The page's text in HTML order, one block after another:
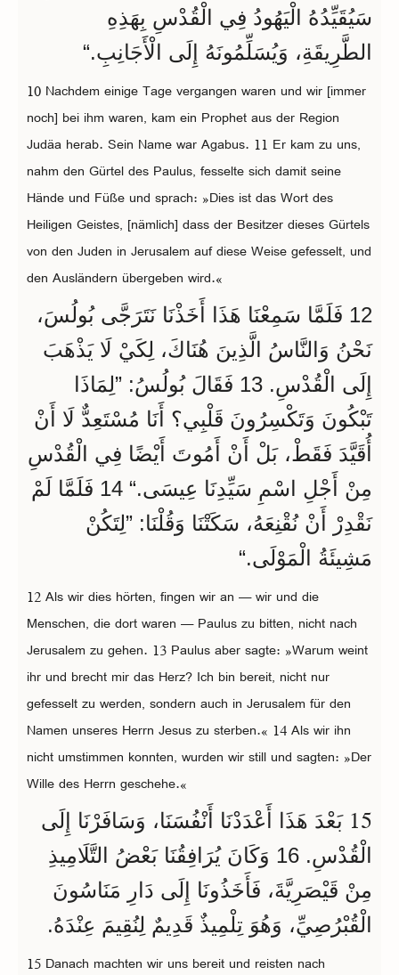
سَيُقَيِّدُهُ الْيَهُودُ فِي الْقُدْسِ بِهَذِهِ
الطَّرِيقَةِ، وَيُسَلِّمُونَهُ إِلَى الْأَجَانِبِ.“
10 Nachdem einige Tage vergangen waren und wir [immer
noch] bei ihm waren, kam ein Prophet aus der Region
Judäa herab. Sein Name war Agabus. 11 Er kam zu uns,
nahm den Gürtel des Paulus, fesselte sich damit seine
Hände und Füße und sprach: »Dies ist das Wort des
Heiligen Geistes, [nämlich] dass der Besitzer dieses Gürtels
von den Juden in Jerusalem auf diese Weise gefesselt, und
den Ausländern übergeben wird.«
12 فَلَمَّا سَمِعْنَا هَذَا أَخَذْنَا نَتَرَجَّى بُولُسَ،
نَحْنُ وَالنَّاسُ الَّذِينَ هُنَاكَ، لِكَيْ لَا يَذْهَبَ
إِلَى الْقُدْسِ. 13 فَقَالَ بُولُسُ: ”لِمَاذَا
تَبْكُونَ وَتَكْسِرُونَ قَلْبِي؟ أَنَا مُسْتَعِدٌّ لَا أَنْ
أُقَيَّدَ فَقَطْ، بَلْ أَنْ أَمُوتَ أَيْضًا فِي الْقُدْسِ
مِنْ أَجْلِ اسْمِ سَيِّدِنَا عِيسَى.“ 14 فَلَمَّا لَمْ
نَقْدِرْ أَنْ نُقْنِعَهُ، سَكَتْنَا وَقُلْنَا: ”لِتَكُنْ
مَشِيئَةُ الْمَوْلَى.“
12 Als wir dies hörten, fingen wir an — wir und die
Menschen, die dort waren — Paulus zu bitten, nicht nach
Jerusalem zu gehen. 13 Paulus aber sagte: »Warum weint
ihr und brecht mir das Herz? Ich bin bereit, nicht nur
gefesselt zu werden, sondern auch in Jerusalem für den
Namen unseres Herrn Jesus zu sterben.« 14 Als wir ihn
nicht umstimmen konnten, wurden wir still und sagten: »Der
Wille des Herrn geschehe.«
15 بَعْدَ هَذَا أَعْدَدْنَا أَنْفُسَنَا، وَسَافَرْنَا إِلَى
الْقُدْسِ. 16 وَكَانَ يُرَافِقُنَا بَعْضُ التَّلَامِيذِ
مِنْ قَيْصَرِيَّةَ، فَأَخَذُونَا إِلَى دَارِ مَنَاسُونَ
الْقُبْرُصِيِّ، وَهُوَ تِلْمِيذٌ قَدِيمٌ لِنُقِيمَ عِنْدَهُ.
15 Danach machten wir uns bereit und reisten nach